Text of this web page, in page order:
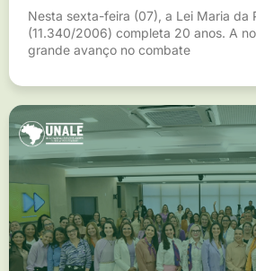
Nesta sexta-feira (07), a Lei Maria da
(11.340/2006) completa 20 anos. A
grande avanço no combate